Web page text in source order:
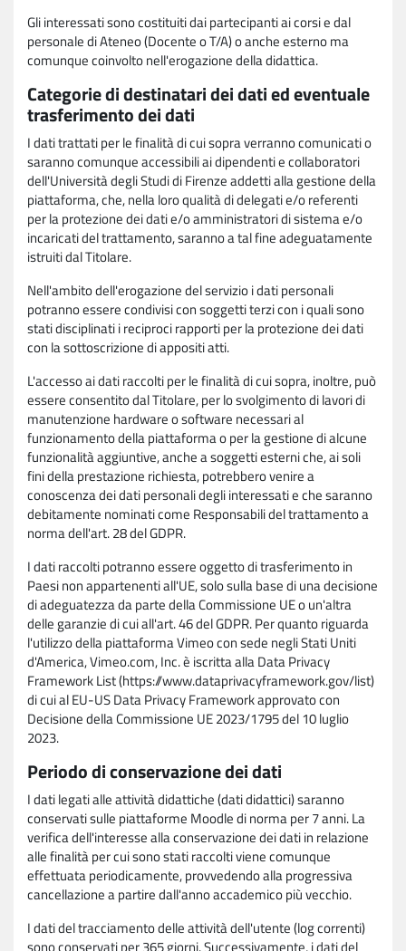
Gli interessati sono costituiti dai partecipanti ai corsi e dal
personale di Ateneo (Docente o T/A) o anche esterno ma
comunque coinvolto nell'erogazione della didattica.
Categorie di destinatari dei dati ed eventuale
trasferimento dei dati
I dati trattati per le finalità di cui sopra verranno comunicati o
saranno comunque accessibili ai dipendenti e collaboratori
dell'Università degli Studi di Firenze addetti alla gestione della
piattaforma, che, nella loro qualità di delegati e/o referenti
per la protezione dei dati e/o amministratori di sistema e/o
incaricati del trattamento, saranno a tal fine adeguatamente
istruiti dal Titolare.
Nell'ambito dell'erogazione del servizio i dati personali
potranno essere condivisi con soggetti terzi con i quali sono
stati disciplinati i reciproci rapporti per la protezione dei dati
con la sottoscrizione di appositi atti.
L'accesso ai dati raccolti per le finalità di cui sopra, inoltre, può
essere consentito dal Titolare, per lo svolgimento di lavori di
manutenzione hardware o software necessari al
funzionamento della piattaforma o per la gestione di alcune
funzionalità aggiuntive, anche a soggetti esterni che, ai soli
fini della prestazione richiesta, potrebbero venire a
conoscenza dei dati personali degli interessati e che saranno
debitamente nominati come Responsabili del trattamento a
norma dell'art. 28 del GDPR.
I dati raccolti potranno essere oggetto di trasferimento in
Paesi non appartenenti all'UE, solo sulla base di una decisione
di adeguatezza da parte della Commissione UE o un'altra
delle garanzie di cui all'art. 46 del GDPR. Per quanto riguarda
l'utilizzo della piattaforma Vimeo con sede negli Stati Uniti
d'America, Vimeo.com, Inc. è iscritta alla Data Privacy
Framework List (https://www.dataprivacyframework.gov/list)
di cui al EU-US Data Privacy Framework approvato con
Decisione della Commissione UE 2023/1795 del 10 luglio
2023.
Periodo di conservazione dei dati
I dati legati alle attività didattiche (dati didattici) saranno
conservati sulle piattaforme Moodle di norma per 7 anni. La
verifica dell'interesse alla conservazione dei dati in relazione
alle finalità per cui sono stati raccolti viene comunque
effettuata periodicamente, provvedendo alla progressiva
cancellazione a partire dall'anno accademico più vecchio.
I dati del tracciamento delle attività dell'utente (log correnti)
sono conservati per 365 giorni. Successivamente, i dati del